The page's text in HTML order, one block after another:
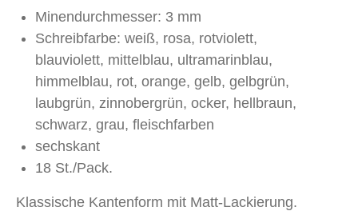
Minendurchmesser: 3 mm
Schreibfarbe: weiß, rosa, rotviolett,
blauviolett, mittelblau, ultramarinblau,
himmelblau, rot, orange, gelb, gelbgrün,
laubgrün, zinnobergrün, ocker, hellbraun,
schwarz, grau, fleischfarben
sechskant
18 St./Pack.
Klassische Kantenform mit Matt-Lackierung.